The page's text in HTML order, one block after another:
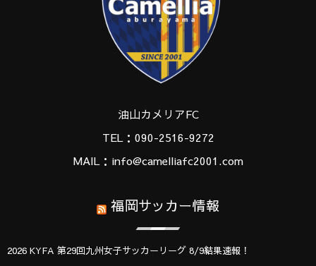
油山カメリアFC
TEL：090-2516-9272
MAIL：info@camelliafc2001.com
福岡サッカー情報
2026 KYFA 第29回九州女子サッカーリーグ 8/9結果速報！